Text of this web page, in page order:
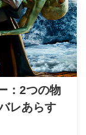
：2つの物
レあらす